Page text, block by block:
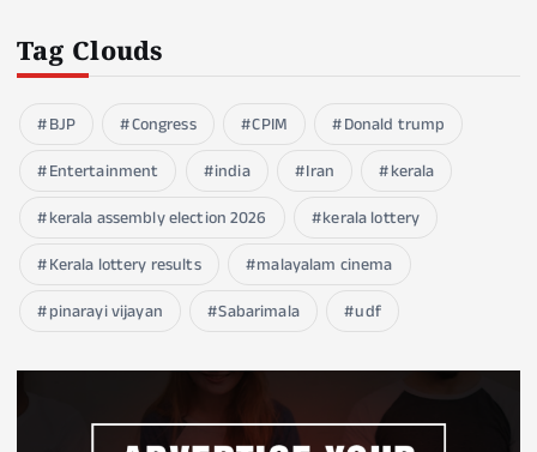
Tag Clouds
BJP Congress CPIM
Donald trump
Entertainment
india Iran
kerala
kerala assembly election 2026
kerala lottery
Kerala lottery results
malayalam cinema
pinarayi vijayan
Sabarimala udf